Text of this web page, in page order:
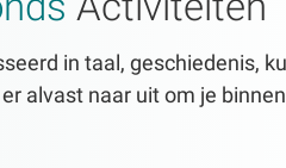
in taal, geschiedenis,
alvast naar uit om je